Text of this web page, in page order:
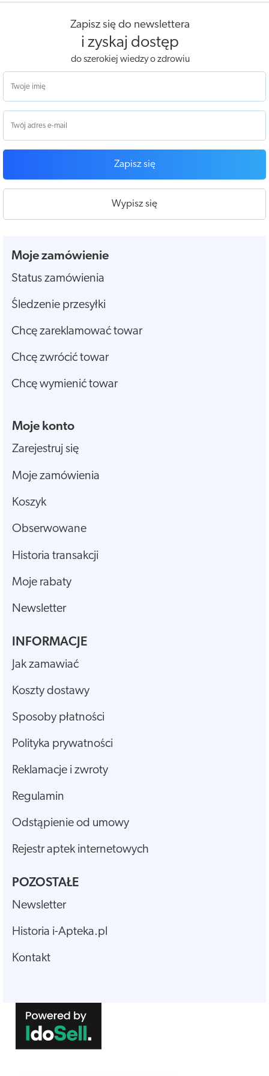
Zapisz się do newslettera
i zyskaj dostęp
do szerokiej wiedzy o zdrowiu
Zapisz się
Wypisz się
Moje zamówienie
Status zamówienia
Śledzenie przesyłki
Chcę zareklamować towar
Chcę zwrócić towar
Chcę wymienić towar
Moje konto
Zarejestruj się
Moje zamówienia
Koszyk
Obserwowane
Historia transakcji
Moje rabaty
Newsletter
INFORMACJE
Jak zamawiać
Koszty dostawy
Sposoby płatności
Polityka prywatności
Reklamacje i zwroty
Regulamin
Odstąpienie od umowy
Rejestr aptek internetowych
POZOSTAŁE
Newsletter
Historia i-Apteka.pl
Kontakt